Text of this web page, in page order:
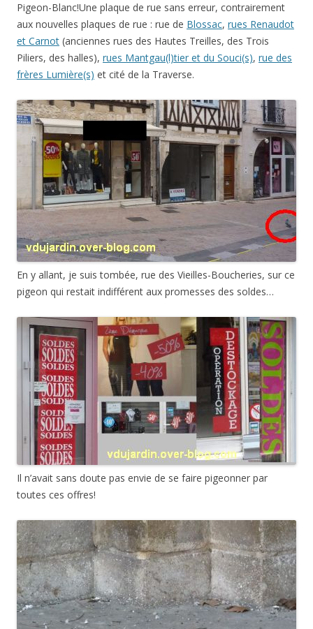
Pigeon-Blanc!Une plaque de rue sans erreur, contrairement
aux nouvelles plaques de rue : rue de Blossac, rues Renaudot
et Carnot (anciennes rues des Hautes Treilles, des Trois
Piliers, des halles), rues Mantgau(l)tier et du Souci(s), rue des
frères Lumière(s) et cité de la Traverse.
En y allant, je suis tombée, rue des Vieilles-Boucheries, sur ce
pigeon qui restait indifférent aux promesses des soldes…
Il n’avait sans doute pas envie de se faire pigeonner par
toutes ces offres!